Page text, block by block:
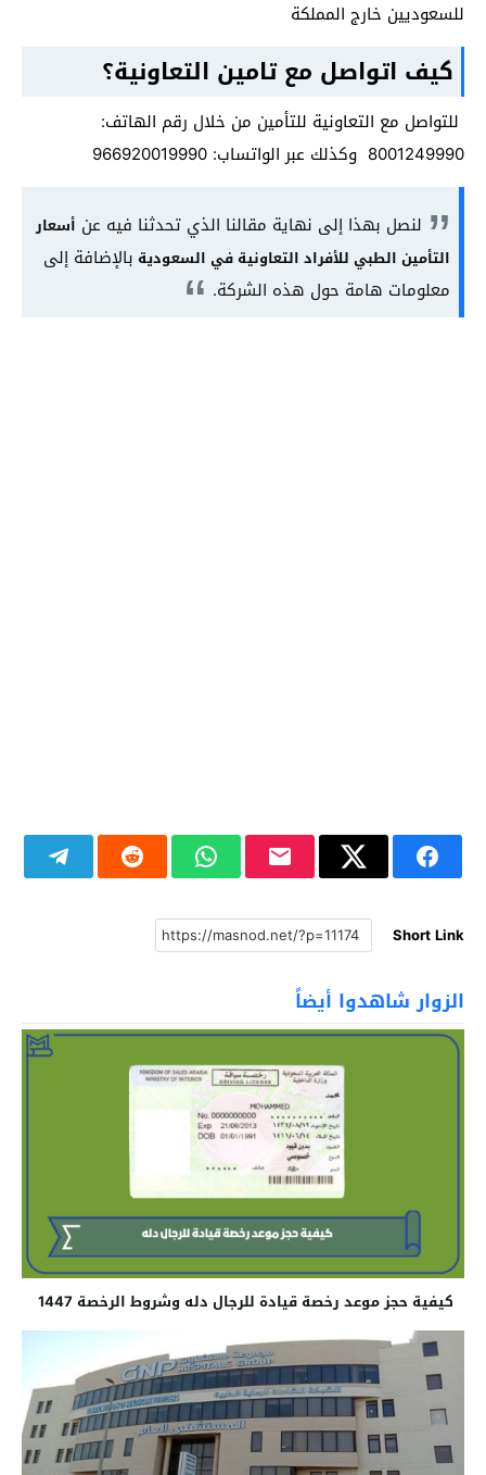
للسعوديين خارج المملكة
كيف اتواصل مع تامين التعاونية؟
للتواصل مع التعاونية للتأمين من خلال رقم الهاتف:
8001249990 وكذلك عبر الواتساب: 966920019990
لنصل بهذا إلى نهاية مقالنا الذي تحدثنا فيه عن أسعار
التأمين الطبي للأفراد التعاونية في السعودية بالإضافة إلى
معلومات هامة حول هذه الشركة.
Short Link
الزوار شاهدوا أيضاً
كيفية حجز موعد رخصة قيادة للرجال دله وشروط الرخصة 1447